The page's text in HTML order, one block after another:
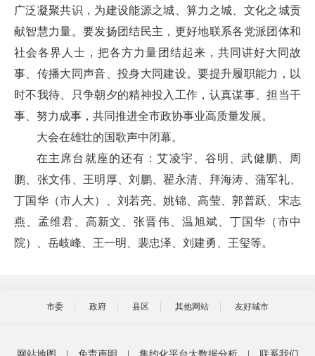
广泛凝聚共识，为建设能源之城、算力之城、文化之城贡
献智慧力量。要发扬团结民主，更好地联系各党派团体和
社会各界人士，把各方力量团结起来，共同讲好大同故
事、传播大同声音、投身大同建设。要提升履职能力，以
时不我待、只争朝夕的精神投入工作，认真谋事、担当干
事、努力成事，共同推进全市政协事业高质量发展。
大会在雄壮的国歌声中闭幕。
在主席台就座的还有：艾凌宇、谷明、武健鹏、周
鹏、张文伟、王明厚、刘鹏、翟永清、拜海涛、蒲军礼、
丁国华（市人大）、刘若亮、姚锦、高莹、郭普跃、宋志
燕、孟维君、高新文、张晋伟、温旭斌、丁国华（市中
院）、岳岐峰、王一明、裴忠泽、刘建勇、王玺等。
市委 政府 县区 其他网站 友好城市